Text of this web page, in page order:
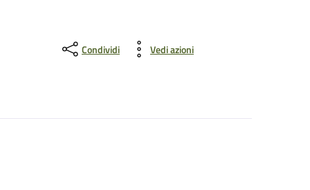
Condividi Vedi azioni